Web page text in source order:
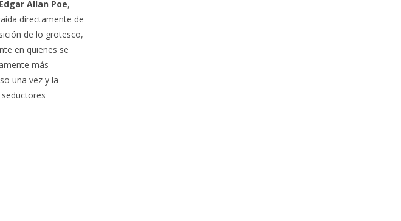
Edgar Allan Poe,
directamente de
de lo grotesco,
en quienes se
más
una vez y la